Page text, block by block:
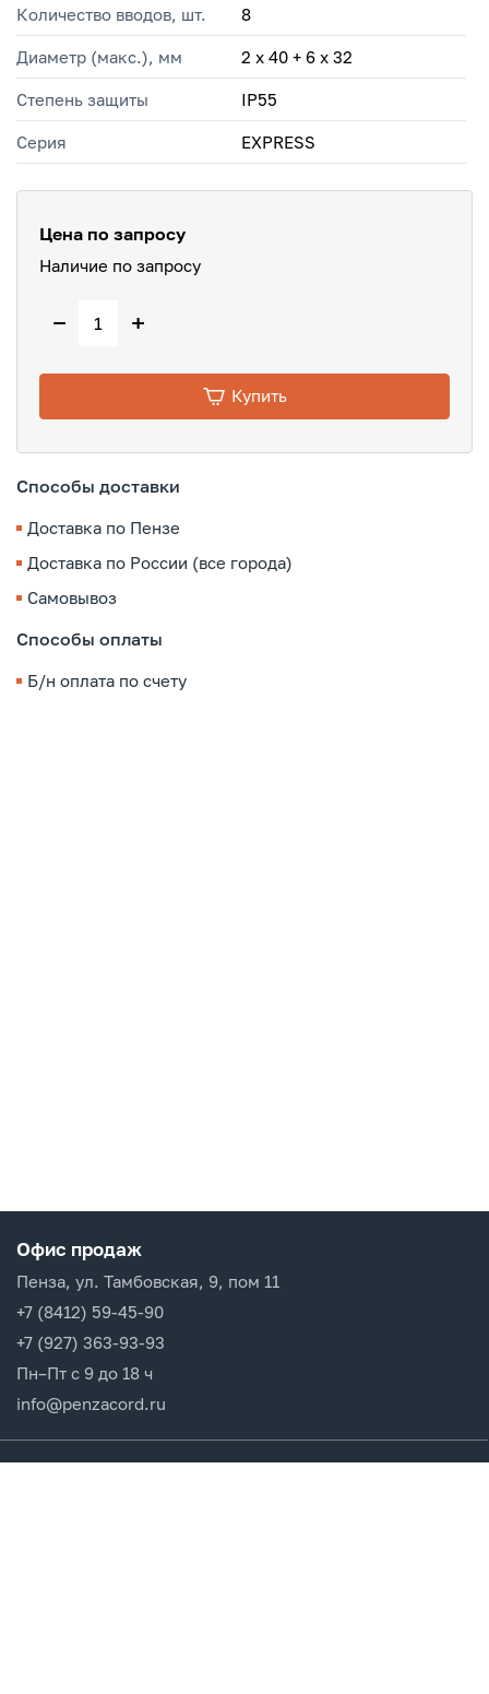
Количество вводов, шт. 8
Диаметр (макс.), мм 2 х 40 + 6 х 32
Степень защиты IP55
Серия EXPRESS
Цена по запросу
Наличие по запросу
− +
Купить
Способы доставки
Доставка по Пензе
Доставка по России (все города)
Самовывоз
Способы оплаты
Б/н оплата по счету
Офис продаж
Пенза, ул. Тамбовская, 9, пом 11
+7 (8412) 59-45-90
+7 (927) 363-93-93
Пн–Пт с 9 до 18 ч
info@penzacord.ru
Производители